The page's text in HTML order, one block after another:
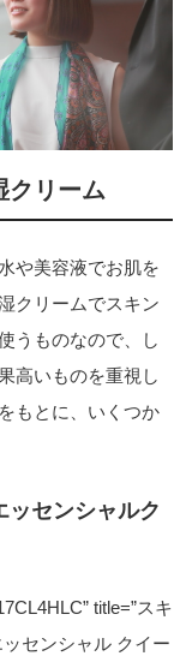
クリーム
や美容液でお肌を
クリームでスキン
うものなので、し
高いものを重視し
もとに、いくつか
センシャルク
title=”スキ
センシャル クイー